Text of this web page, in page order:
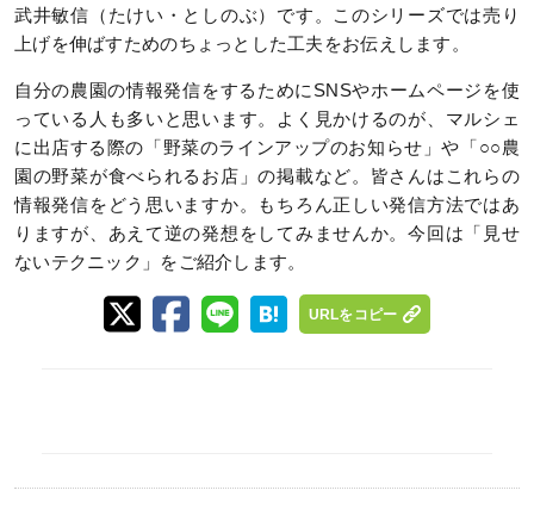
武井敏信（たけい・としのぶ）です。このシリーズでは売り
上げを伸ばすためのちょっとした工夫をお伝えします。
自分の農園の情報発信をするためにSNSやホームページを使
っている人も多いと思います。よく見かけるのが、マルシェ
に出店する際の「野菜のラインアップのお知らせ」や「○○農
園の野菜が食べられるお店」の掲載など。皆さんはこれらの
情報発信をどう思いますか。もちろん正しい発信方法ではあ
りますが、あえて逆の発想をしてみませんか。今回は「見せ
ないテクニック」をご紹介します。
URLをコピー